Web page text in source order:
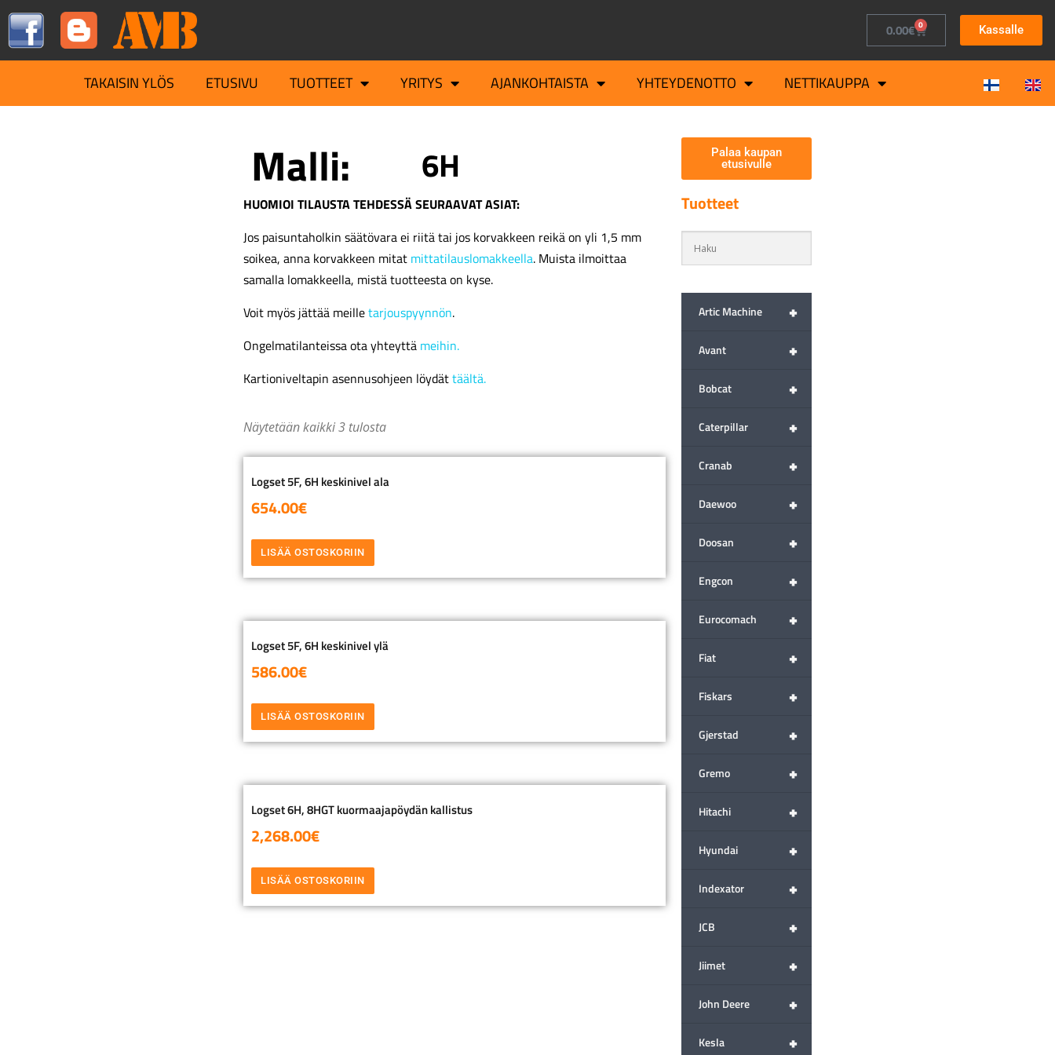
0.00€ 0 Kassalle
TAKAISIN YLÖS ETUSIVU TUOTTEET YRITYS AJANKOHTAISTA YHTEYDENOTTO NETTIKAUPPA
Malli: 6H
HUOMIOI TILAUSTA TEHDESSÄ SEURAAVAT ASIAT:
Jos paisuntaholkin säätövara ei riitä tai jos korvakkeen reikä on yli 1,5 mm
soikea, anna korvakkeen mitat mittatilauslomakkeella. Muista ilmoittaa
samalla lomakkeella, mistä tuotteesta on kyse.
Voit myös jättää meilletarjouspyynnön.
Ongelmatilanteissa ota yhteyttä meihin.
Kartioniveltapin asennusohjeen löydättäältä.
Näytetään kaikki 3 tulosta
Logset 5F, 6H keskinivel ala
654.00€
LISÄÄ OSTOSKORIIN
Logset 5F, 6H keskinivel ylä
586.00€
LISÄÄ OSTOSKORIIN
Logset 6H, 8HGT kuormaajapöydän kallistus
2,268.00€
LISÄÄ OSTOSKORIIN
Palaa kaupan
etusivulle
Tuotteet
+
Artic Machine
+
Avant
+
Bobcat
+
Caterpillar
+
Cranab
+
Daewoo
+
Doosan
+
Engcon
+
Eurocomach
+
Fiat
+
Fiskars
+
Gjerstad
+
Gremo
+
Hitachi
+
Hyundai
+
Indexator
+
JCB
+
Jiimet
+
John Deere
+
Kesla